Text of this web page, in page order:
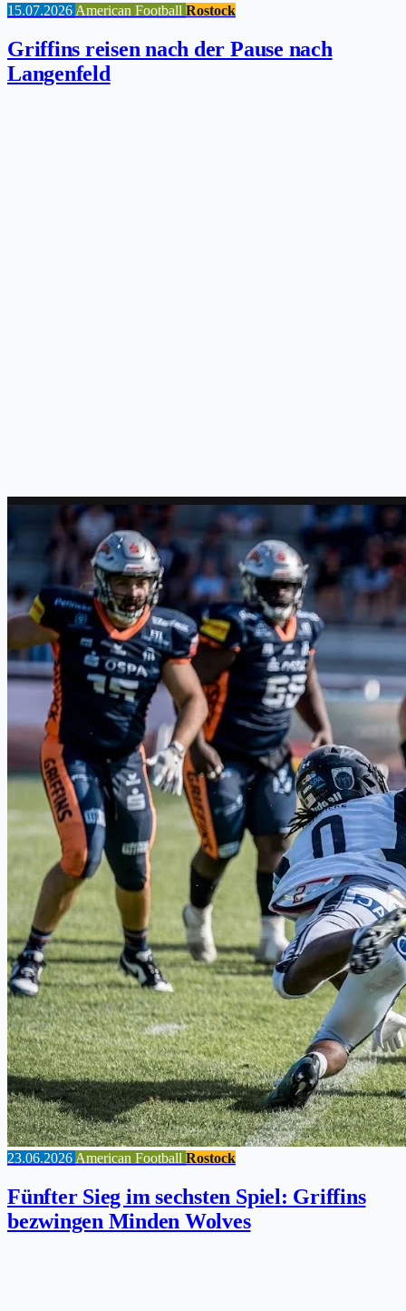
15.07.2026 American Football Rostock
Griffins reisen nach der Pause nach
Langenfeld
23.06.2026 American Football Rostock
Fünfter Sieg im sechsten Spiel: Griffins
bezwingen Minden Wolves